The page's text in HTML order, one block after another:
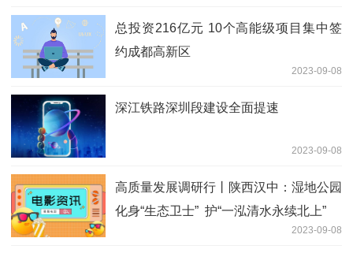
总投资216亿元 10个高能级项目集中签
约成都高新区
2023-09-08
深江铁路深圳段建设全面提速
2023-09-08
高质量发展调研行丨陕西汉中：湿地公园
化身“生态卫士” 护“一泓清水永续北上”
2023-09-08